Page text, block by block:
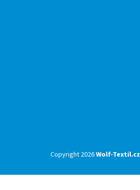
Copyright 2026Wolf-Textil.cz